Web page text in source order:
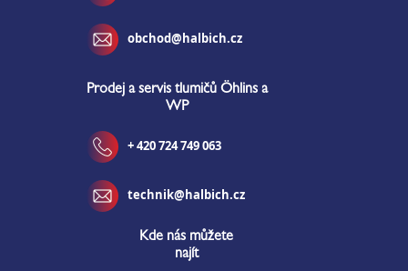
obchod@halbich.cz
Prodej a servis tlumičů Öhlins a
WP
+ 420 724 749 063
technik@halbich.cz
Kde nás můžete
najít